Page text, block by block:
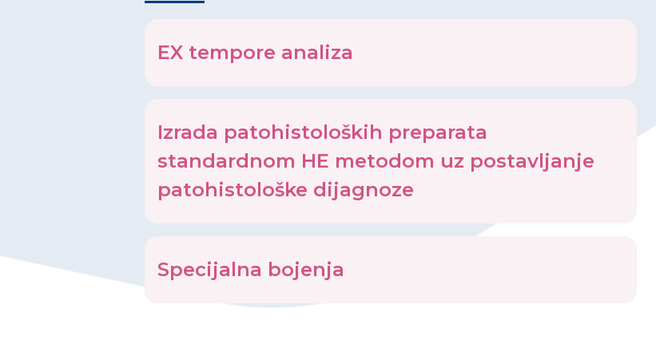
EX tempore analiza
Izrada patohistoloških preparata
standardnom HE metodom uz postavljanje
patohistološke dijagnoze
Specijalna bojenja